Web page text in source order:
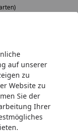
auf unserer
zu
Website zu
Sie der
Ihrer
schnelle
Sie